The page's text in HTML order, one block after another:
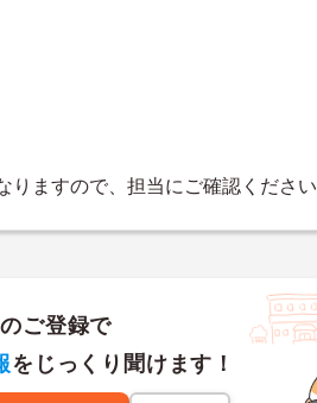
ますので、担当にご確認ください
ご登録で
をじっくり聞けます！